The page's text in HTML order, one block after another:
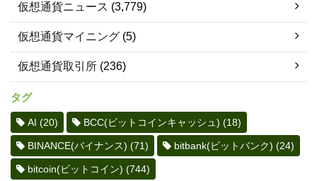
仮想通貨ニュース (3,779)
仮想通貨マイニング (5)
仮想通貨取引所 (236)
タグ
AI (20) BCC(ビットコインキャッシュ) (18)
BINANCE(バイナンス) (71) bitbank(ビットバンク) (24)
bitcoin(ビットコイン) (744)